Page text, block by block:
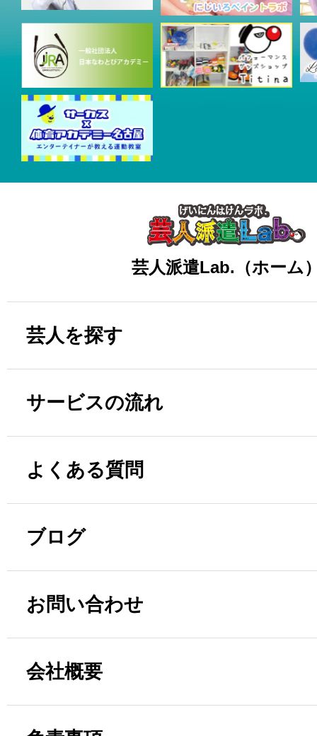
芸人派遣Lab.（ホーム
芸人を探す
サービスの流れ
よくある質問
ブログ
お問い合わせ
会社概要